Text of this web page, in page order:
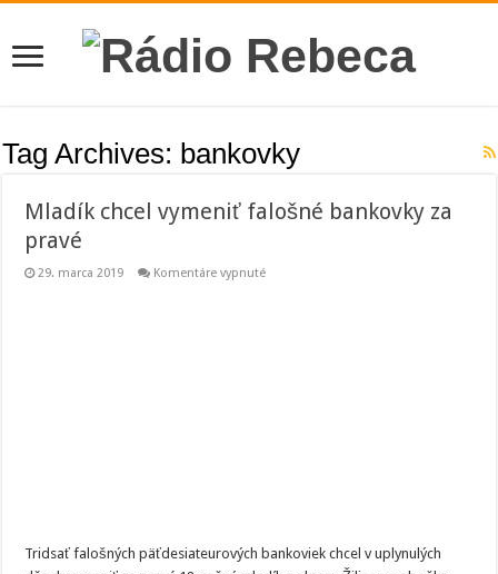
Tag Archives: bankovky
Mladík chcel vymeniť falošné bankovky za
pravé
29. marca 2019 Komentáre vypnuténa
Tridsať falošných päťdesiateurových bankoviek chcel v uplynulých